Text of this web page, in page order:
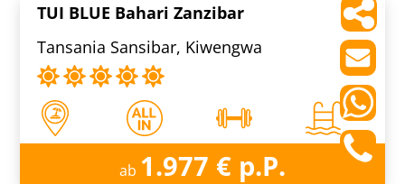
TUI BLUE Bahari Zanzibar
Tansania Sansibar, Kiwengwa
ab 1.977 € p.P.